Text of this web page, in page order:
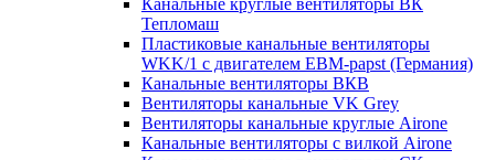
Тепломаш
Пластиковые канальные вентиляторы
WKK/1 с двигателем EBM-papst (Германия)
Канальные вентиляторы ВКВ
Вентиляторы канальные VK Grey
Вентиляторы канальные круглые Airone
Канальные вентиляторы с вилкой Airone